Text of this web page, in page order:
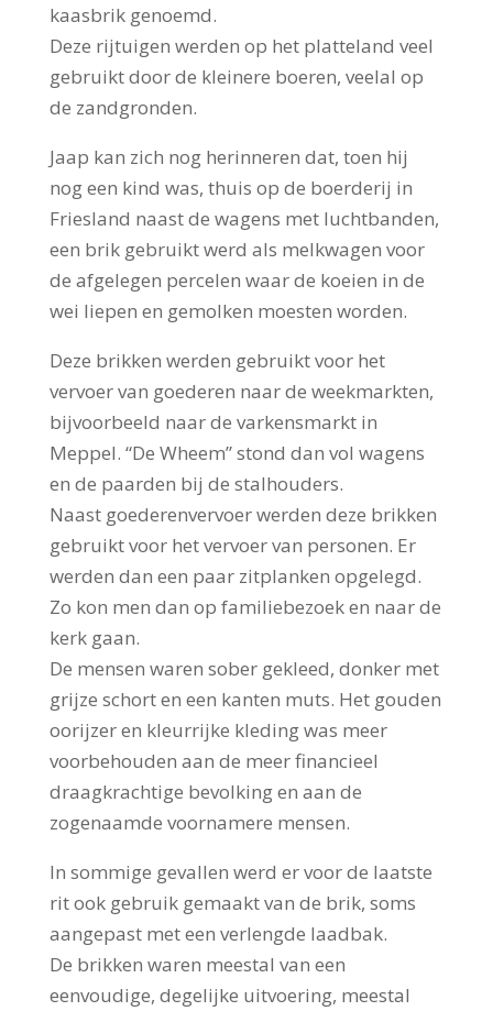
kaasbrik genoemd.
Deze rijtuigen werden op het platteland veel
gebruikt door de kleinere boeren, veelal op
de zandgronden.
Jaap kan zich nog herinneren dat, toen hij
nog een kind was, thuis op de boerderij in
Friesland naast de wagens met luchtbanden,
een brik gebruikt werd als melkwagen voor
de afgelegen percelen waar de koeien in de
wei liepen en gemolken moesten worden.
Deze brikken werden gebruikt voor het
vervoer van goederen naar de weekmarkten,
bijvoorbeeld naar de varkensmarkt in
Meppel. “De Wheem” stond dan vol wagens
en de paarden bij de stalhouders.
Naast goederenvervoer werden deze brikken
gebruikt voor het vervoer van personen. Er
werden dan een paar zitplanken opgelegd.
Zo kon men dan op familiebezoek en naar de
kerk gaan.
De mensen waren sober gekleed, donker met
grijze schort en een kanten muts. Het gouden
oorijzer en kleurrijke kleding was meer
voorbehouden aan de meer financieel
draagkrachtige bevolking en aan de
zogenaamde voornamere mensen.
In sommige gevallen werd er voor de laatste
rit ook gebruik gemaakt van de brik, soms
aangepast met een verlengde laadbak.
De brikken waren meestal van een
eenvoudige, degelijke uitvoering, meestal